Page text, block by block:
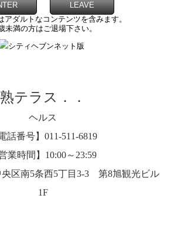
LEAVE
アダルトなコンテンツを含みます。
未満の方はご退場下さい。
熟テラス．．
ヘルス
電話番号】011-511-6819
営業時間】10:00～23:59
央区南5条西5丁目3-3 第8旭観光ビル
1F